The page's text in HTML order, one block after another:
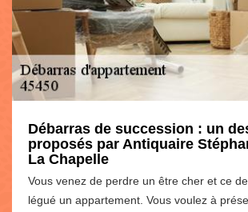
Débarras de succession : un
proposés par Antiquaire
La Chapelle
Vous venez de perdre un être cher et ce
légué un appartement. Vous voulez à